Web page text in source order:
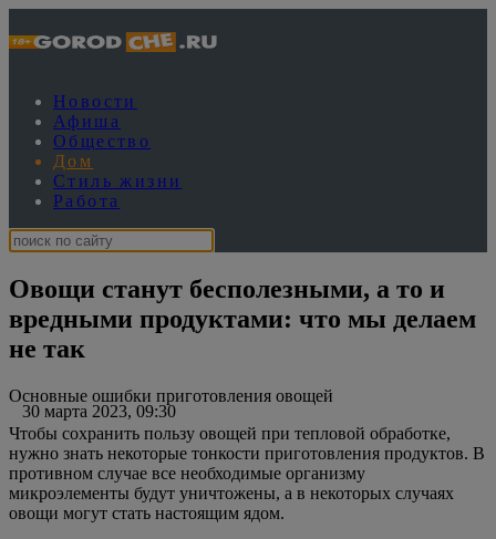
Новости
Афиша
Общество
Дом
Стиль жизни
Работа
Овощи станут бесполезными, а то и
вредными продуктами: что мы делаем
не так
30 марта 2023, 09:30
Основные ошибки приготовления овощей
Чтобы сохранить пользу овощей при тепловой обработке,
нужно знать некоторые тонкости приготовления продуктов. В
противном случае все необходимые организму
микроэлементы будут уничтожены, а в некоторых случаях
овощи могут стать настоящим ядом.